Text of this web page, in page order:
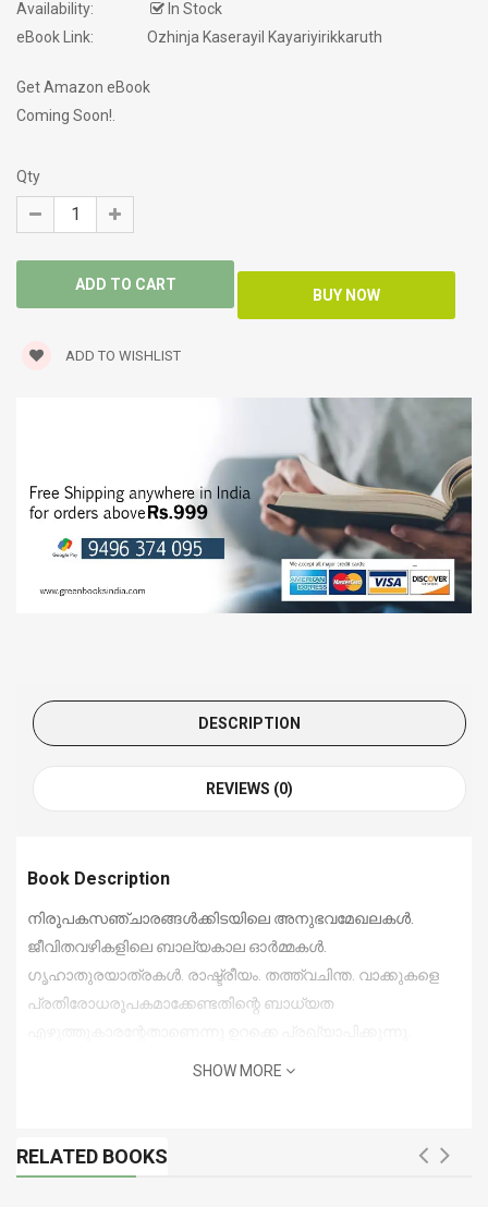
Availability:
In Stock
eBook Link:
Ozhinja Kaserayil Kayariyirikkaruth
Get Amazon eBook
Coming Soon!.
Qty
ADD TO WISHLIST
DESCRIPTION
REVIEWS (0)
Book Description
നിരൂപകസഞ്ചാരങ്ങൾക്കിടയിലെ അനുഭവമേഖലകൾ.
ജീവിതവഴികളിലെ ബാല്യകാല ഓർമ്മകൾ.
ഗൃഹാതുരയാത്രകൾ. രാഷ്ട്രീയം. തത്ത്വചിന്ത. വാക്കുകളെ
പ്രതിരോധരൂപകമാക്കേണ്ടതിന്റെ ബാധ്യത
SHOW MORE
RELATED BOOKS